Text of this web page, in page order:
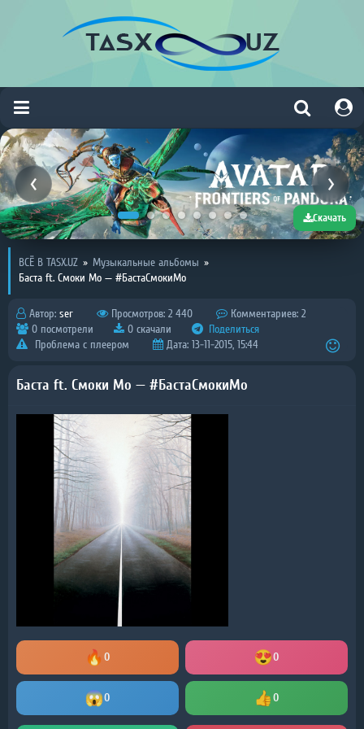
Скачать
ВСЁ В TASX.UZ » Музыкальные альбомы »
Баста ft. Смоки Мо — #БастаСмокиМо
Автор: ser Просмотров: 2 440
Комментариев: 2
0 посмотрели
0 скачали
Поделиться
Проблема с плеером
Дата: 13-11-2015, 15:44
Баста ft. Смоки Мо — #БастаСмокиМо
0 0
0 0